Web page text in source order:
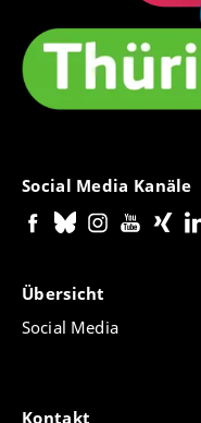
Social Media Kanäle
Übersicht
Social Media
Kontakt